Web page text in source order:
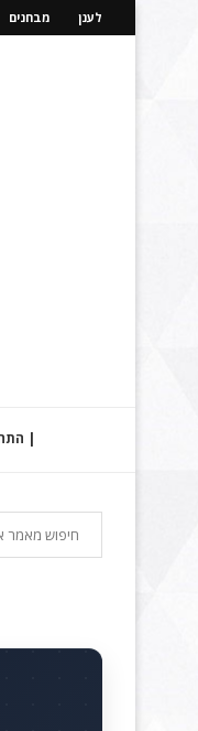
לענן מבחנים
|